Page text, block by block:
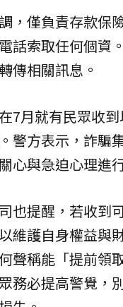
，僅負責存款保
話索取任何個資
傳相關訊息。
7月就有民眾收
警方表示，詐騙
心與急迫心理進
也提醒，若收到
維護自身權益與
聲稱能「提前領
務必提高警覺，